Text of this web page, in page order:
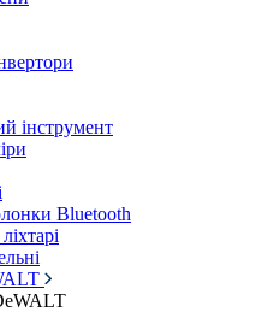
інструмент
Bluetooth